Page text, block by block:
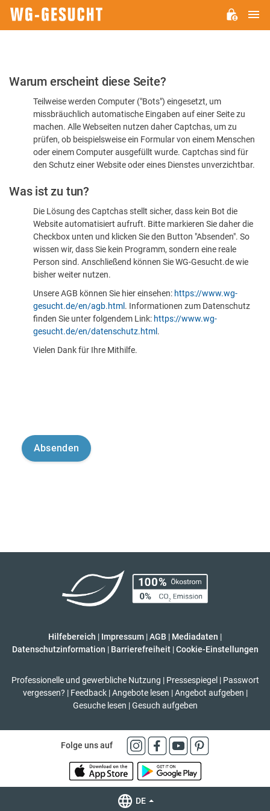
Bitte
dass
sind
Warum erscheint diese Seite?
Teilweise werden Computer ("Bots") eingesetzt, um
missbräuchlich automatische Eingaben auf einer Seite zu
machen. Alle Webseiten nutzen daher Captchas, um zu
prüfen, ob beispielsweise ein Formular von einem Menschen
oder einem Computer ausgefüllt wurde. Captchas sind für
den Schutz einer Website oder eines Dienstes unverzichtbar.
Was ist zu tun?
Die Lösung des Captchas stellt sicher, dass kein Bot die
Website automatisiert aufruft. Bitte markieren Sie daher die
Checkbox unten und klicken Sie den Button "Absenden". So
wissen wir, dass Sie kein Programm, sondern eine reale
Person sind. Anschließend können Sie WG-Gesucht.de wie
bisher weiter nutzen.
Unsere AGB können Sie hier einsehen: https://www.wg-
gesucht.de/en/agb.html . Informationen zum Datenschutz
finden Sie unter folgendem Link: https://www.wg-
gesucht.de/en/datenschutz.html .
Vielen Dank für Ihre Mithilfe.
Hilfebereich | Impressum |AGB | Mediadaten |
Datenschutzinformation | Barrierefreiheit | Cookie-Einstellungen
Professionelle und gewerbliche Nutzung | Pressespiegel | Passwort
vergessen? | Feedback | Angebote lesen | Angebot aufgeben |
Gesuche lesen | Gesuch aufgeben
Folge uns auf
DE